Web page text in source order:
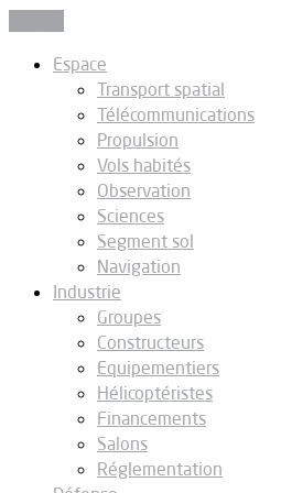
Espace
Transport spatial
Télécommunications
Propulsion
Vols habités
Observation
Sciences
Segment sol
Navigation
Industrie
Groupes
Constructeurs
Equipementiers
Hélicoptéristes
Financements
Salons
Réglementation